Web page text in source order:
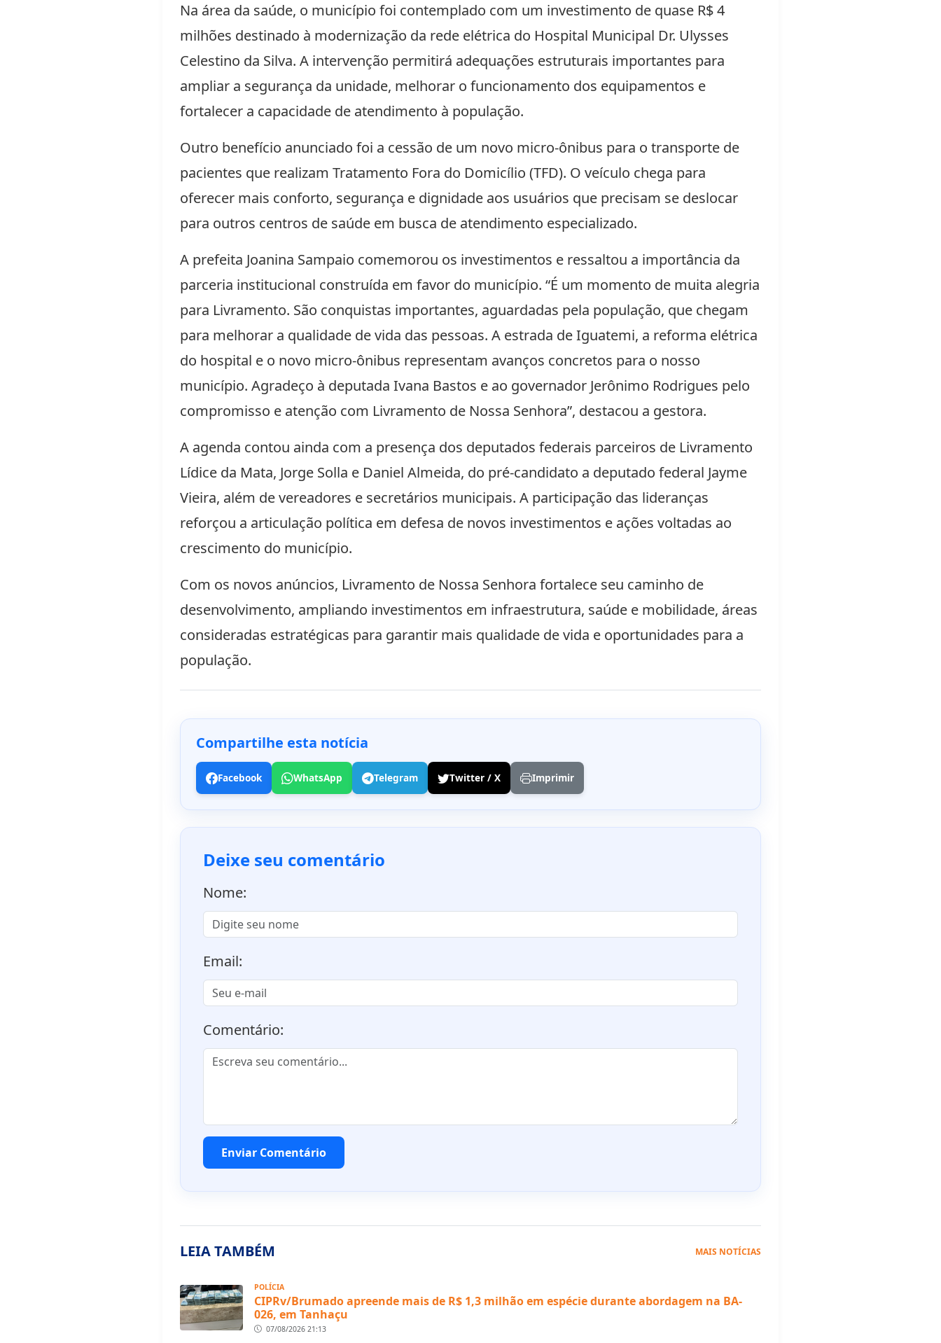
Na área da saúde, o município foi contemplado com um investimento de quase R$ 4
milhões destinado à modernização da rede elétrica do Hospital Municipal Dr. Ulysses
Celestino da Silva. A intervenção permitirá adequações estruturais importantes para
ampliar a segurança da unidade, melhorar o funcionamento dos equipamentos e
fortalecer a capacidade de atendimento à população.
Outro benefício anunciado foi a cessão de um novo micro-ônibus para o transporte de
pacientes que realizam Tratamento Fora do Domicílio (TFD). O veículo chega para
oferecer mais conforto, segurança e dignidade aos usuários que precisam se deslocar
para outros centros de saúde em busca de atendimento especializado.
A prefeita Joanina Sampaio comemorou os investimentos e ressaltou a importância da
parceria institucional construída em favor do município. “É um momento de muita alegria
para Livramento. São conquistas importantes, aguardadas pela população, que chegam
para melhorar a qualidade de vida das pessoas. A estrada de Iguatemi, a reforma elétrica
do hospital e o novo micro-ônibus representam avanços concretos para o nosso
município. Agradeço à deputada Ivana Bastos e ao governador Jerônimo Rodrigues pelo
compromisso e atenção com Livramento de Nossa Senhora”, destacou a gestora.
A agenda contou ainda com a presença dos deputados federais parceiros de Livramento
Lídice da Mata, Jorge Solla e Daniel Almeida, do pré-candidato a deputado federal Jayme
Vieira, além de vereadores e secretários municipais. A participação das lideranças
reforçou a articulação política em defesa de novos investimentos e ações voltadas ao
crescimento do município.
Com os novos anúncios, Livramento de Nossa Senhora fortalece seu caminho de
desenvolvimento, ampliando investimentos em infraestrutura, saúde e mobilidade, áreas
consideradas estratégicas para garantir mais qualidade de vida e oportunidades para a
população.
Compartilhe esta notícia
Facebook WhatsApp Telegram Twitter / X Imprimir
Deixe seu comentário
Nome:
Email:
Comentário:
Enviar Comentário
LEIA TAMBÉM MAIS NOTÍCIAS
POLÍCIA
CIPRv/Brumado apreende mais de R$ 1,3 milhão em espécie durante abordagem na BA-
026, em Tanhaçu
07/08/2026 21:13